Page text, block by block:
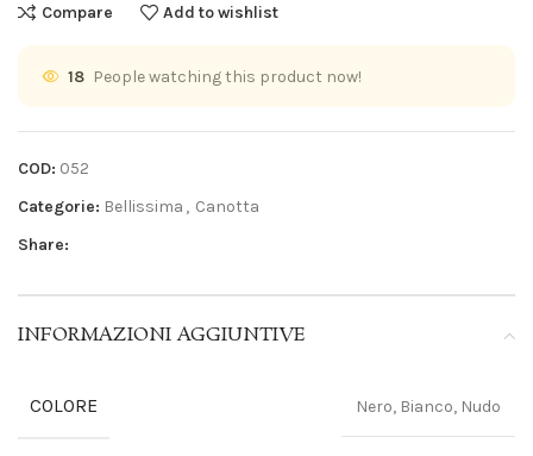
Compare Add to wishlist
18 People watching this product now!
COD: 052
Categorie: Bellissima , Canotta
Share:
INFORMAZIONI AGGIUNTIVE
COLORE Nero, Bianco, Nudo